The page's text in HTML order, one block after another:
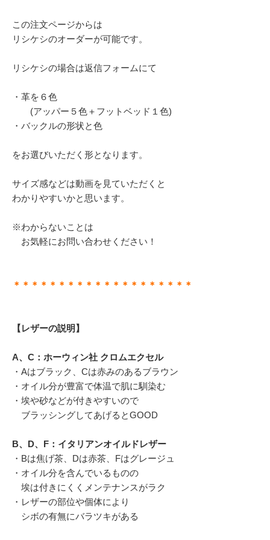
この注文ページからは
リシケシのオーダーが可能です。
リシケシの場合は返信フォームにて
・革を６色
(アッパー５色＋フットベッド１色)
・バックルの形状と色
をお選びいただく形となります。
サイズ感などは動画を見ていただくと
わかりやすいかと思います。
※わからないことは
お気軽にお問い合わせください！
＊＊＊＊＊＊＊＊＊＊＊＊＊＊＊＊＊＊＊＊
【レザーの説明】
A、C：ホーウィン社 クロムエクセル
・Aはブラック、Cは赤みのあるブラウン
・オイル分が豊富で体温で肌に馴染む
・埃や砂などが付きやすいので
ブラッシングしてあげるとGOOD
B、D、F：イタリアンオイルドレザー
・Bは焦げ茶、Dは赤茶、Fはグレージュ
・オイル分を含んでいるものの
埃は付きにくくメンテナンスがラク
・レザーの部位や個体により
シボの有無にバラツキがある